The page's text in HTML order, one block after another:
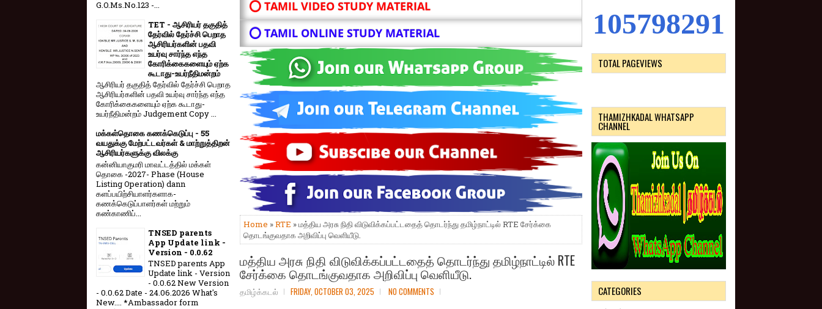
⭕ TAMIL VIDEO STUDY MATERIAL
⭕ TAMIL ONLINE STUDY MATERIAL
Home »RTE » மத்திய அரசு நிதி விடுவிக்கப்பட்டதைத் தொடர்ந்து தமிழ்நாட்டில் RTE சேர்க்கை
தொடங்குவதாக அறிவிப்பு வெளியீடு.
மத்திய அரசு நிதி விடுவிக்கப்பட்டதைத் தொடர்ந்து தமிழ்நாட்டில் RTE
சேர்க்கை தொடங்குவதாக அறிவிப்பு வெளியீடு.
தமிழ்க்கடல் FRIDAY, OCTOBER 03, 2025 NO COMMENTS
G.O.Ms.No.123 -...
TET - ஆசிரியர் தகுதித்
தேர்வில் தேர்ச்சி பெறாத
ஆசிரியர்களின் பதவி
உயர்வு சார்ந்த எந்த
கோரிக்கைகளையும் ஏற்க
கூடாது-உயர்நீதிமன்றம்
ஆசிரியர் தகுதித் தேர்வில் தேர்ச்சி பெறாத
ஆசிரியர்களின் பதவி உயர்வு சார்ந்த எந்த
கோரிக்கைகளையும் ஏற்க கூடாது-
உயர்நீதிமன்றம் Judgement Copy ...
மக்கள்தொகை கணக்கெடுப்பு - 55
வயதுக்கு மேற்பட்டவர்கள் & மாற்றுத்திறன்
ஆசிரியர்களுக்கு விலக்கு
கன்னியாகுமரி மாவட்டத்தில் மக்கள்
தொகை -2027- Phase (House
Listing Operation) dann
களப்பயிற்சியாளர்களாக-
கணக்கெடுப்பாளர்கள் மற்றும்
கண்காணிப்...
TNSED parents
App Update link -
Version - 0.0.62
TNSED parents App
Update link - Version
- 0.0.62 New Version
- 0.0.62 Date - 24.06.2026 What's
New.... *Ambassador form
105798291
TOTAL PAGEVIEWS
THAMIZHKADAL WHATSAPP
CHANNEL
CATEGORIES